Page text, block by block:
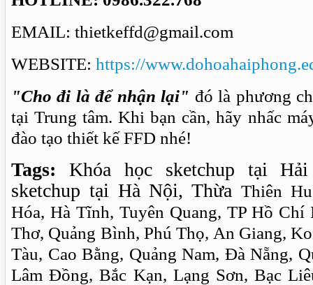
EMAIL: thietkeffd@gmail.com
WEBSITE: https://
"Cho đi là để nhận lại" đó là phương
tại Trung tâm. Khi bạn cần, hãy nhấc
đào tạo thiết kế FFD nhé!
Tags: Khóa học sketchup tại
sketchup tại Hà Nội, Thừa Thiên
Hóa, Hà Tĩnh, Tuyên Quang, TP Hồ Chí
Thơ, Quảng Bình, Phú Thọ, An Giang,
Tàu, Cao Bằng, Quảng Nam, Đà Nẵng,
Lâm Đồng, Bắc Kạn, Lạng Sơn, Bạc